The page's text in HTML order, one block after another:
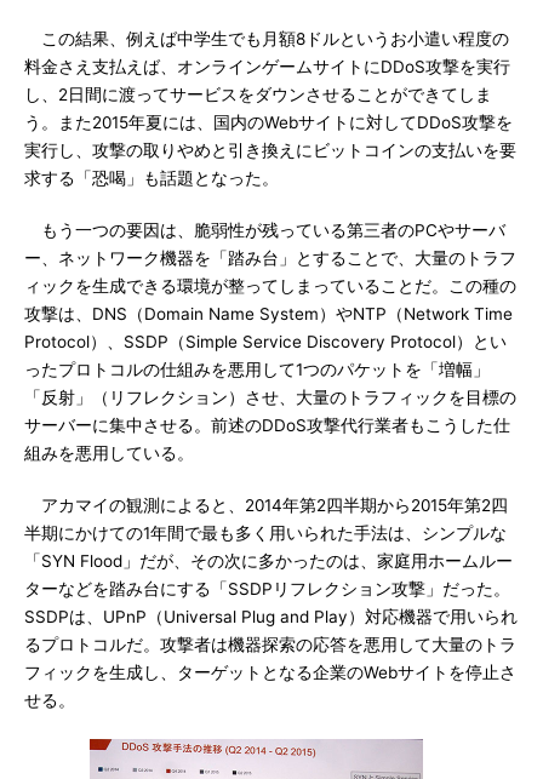
この結果、例えば中学生でも月額8ドルというお小遣い程度の
料金さえ支払えば、オンラインゲームサイトにDDoS攻撃を実行
し、2日間に渡ってサービスをダウンさせることができてしま
う。また2015年夏には、国内のWebサイトに対してDDoS攻撃を
実行し、攻撃の取りやめと引き換えにビットコインの支払いを要
求する「恐喝」も話題となった。
もう一つの要因は、脆弱性が残っている第三者のPCやサーバ
ー、ネットワーク機器を「踏み台」とすることで、大量のトラフ
ィックを生成できる環境が整ってしまっていることだ。この種の
攻撃は、DNS（Domain Name System）やNTP（Network Time
Protocol）、SSDP（Simple Service Discovery Protocol）とい
ったプロトコルの仕組みを悪用して1つのパケットを「増幅」
「反射」（リフレクション）させ、大量のトラフィックを目標の
サーバーに集中させる。前述のDDoS攻撃代行業者もこうした仕
組みを悪用している。
アカマイの観測によると、2014年第2四半期から2015年第2四
半期にかけての1年間で最も多く用いられた手法は、シンプルな
「SYN Flood」だが、その次に多かったのは、家庭用ホームルー
ターなどを踏み台にする「SSDPリフレクション攻撃」だった。
SSDPは、UPnP（Universal Plug and Play）対応機器で用いられ
るプロトコルだ。攻撃者は機器探索の応答を悪用して大量のトラ
フィックを生成し、ターゲットとなる企業のWebサイトを停止さ
せる。